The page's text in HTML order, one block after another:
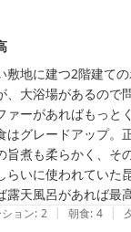
地に建つ2階建て
大浴場があるの
ーがあればもっと
グレードアップ
煮も柔らかく、
いに使われていた
ョン: 2 | 朝食: 4 |